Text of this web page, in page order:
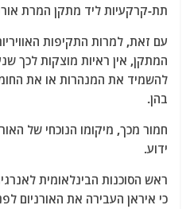
תת-קרקעיות ליד מתקן המרת
עם זאת, למרות התקיפות
המתקן, אין ראיות מוצקות לכך
להשמיד את המנהרות או את
בהן.
חמור מכך, מיקומו הנוכחי של
ידוע.
ראש הסוכנות הבינלאומית
כי איראן העבירה את האורניום